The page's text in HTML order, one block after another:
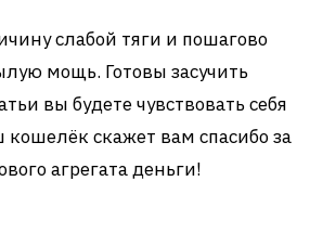
слабой тяги и пошагово
мощь. Готовы засучить
вы будете чувствовать себя
скажет вам спасибо за
агрегата деньги!